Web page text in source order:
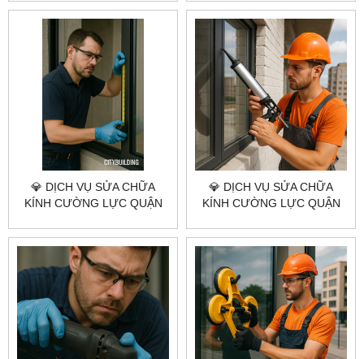
CITYBUILDING HCM –
NHANH – GIÁ XƯỞNG
– NHANH, ĐÚNG KỸ THUẬT,
BÁO GIÁ RÕ RÀNG
💎 DỊCH VỤ SỬA CHỮA
KÍNH CƯỜNG LỰC QUẬN
NHANH – CHUẨN KỸ THUẬT
– GIÁ XƯỞNG
💎 DỊCH VỤ SỬA CHỮA
KÍNH CƯỜNG LỰC QUẬN
UY TÍN – TỐC ĐỘ – GIÁ
XƯỞNG.